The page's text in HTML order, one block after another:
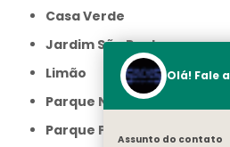
Casa Verde
Jardim São Paulo
Limão
Parque Novo Mundo
Parque Peruche
Olá! Fale
Assunto do contato